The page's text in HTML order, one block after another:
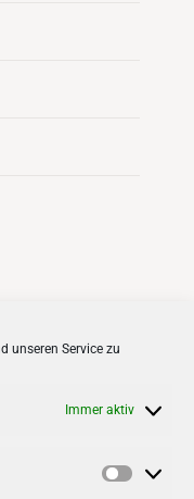
unseren Service zu
Immer aktiv